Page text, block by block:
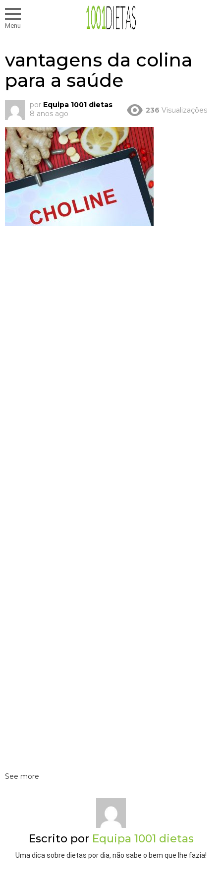
Menu
vantagens da colina
para a saúde
por Equipa 1001 dietas
8 anos ago
236 Visualizações
See more
Escrito por Equipa 1001 dietas
Uma dica sobre dietas por dia, não sabe o bem que lhe fazia!